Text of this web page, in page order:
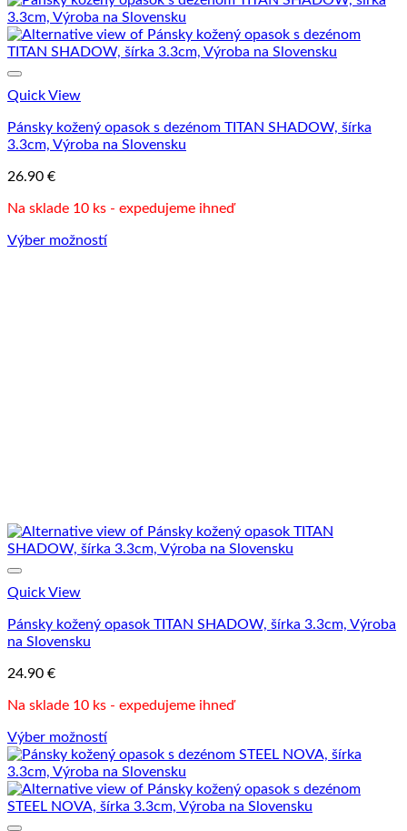
Quick View
Pánsky kožený opasok s dezénom TITAN SHADOW, šírka
3.3cm, Výroba na Slovensku
26.90 €
Na sklade 10 ks - expedujeme ihneď
Výber možností
Quick View
Pánsky kožený opasok TITAN SHADOW, šírka 3.3cm, Výroba
na Slovensku
24.90 €
Na sklade 10 ks - expedujeme ihneď
Výber možností
Tento
produkt
má
viacero
variantov.